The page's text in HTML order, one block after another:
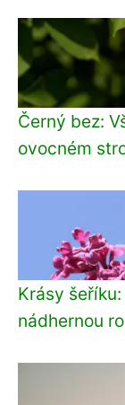
Černý bez:
ovocném
Krásy
nádhernou